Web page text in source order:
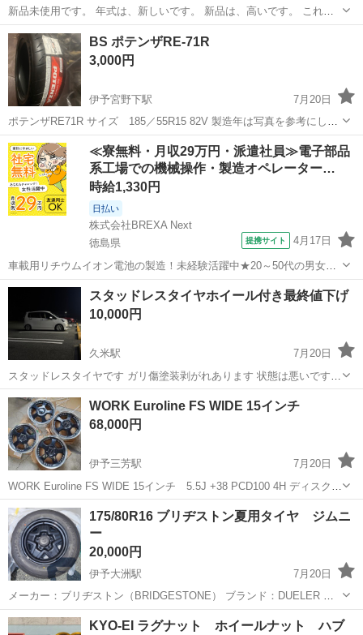
新品未使用です。 年式は、新しいです。 新品は、高いです。 これか
らのシーズンにいかがでしょうか？ 確認お願い致します。 買うより
は、安いと思います。 手に取って確認してください 引渡しもスムーズ
にさして頂きます。 今からの...
愛媛 松山市 山西駅 タイヤ、ホイール
BS ポテンザRE-71R
3,000円
伊予宮野下駅
7月20日
ポテンザRE71R サイズ 185／55R15 82V 製造年は写真を参考にして
下さい。 新品ですが結構古いので表面は硬化してますので、ディスプ
レイなどに如何でしょうか？ 側面のヒビ割れ等は無いと思います。 1
本しかありませ...
愛媛 宇和島市 伊予宮野下駅 タイヤ、ホイール
≪寮無料・月収29万円・派遣社員≫電子部品
系工場での機械操作・製造オペレーター…
時給1,330円
日払い
株式会社BREXA Next
徳島県
提携サイト 4月17日
車載用リチウムイオン電池の製造！未経験活躍中★20～50代の男女活
躍中！寮費無料★備品付き1R寮完備！自宅からマイカー通勤OK！無料
駐車場完備◎正社員登用制度あり！《徳島県板野郡松茂町》 人気の工
場のお仕事 ◇車載用リチウ...
徳島 その他
スタッドレスタイヤホイール付き最終値下げ
10,000円
久米駅
7月20日
スタッドレスタイヤです ガリ傷塗装剥がれあります 状態は悪いです
スタッドレスに見た目は求めない方がいいです笑 溝ありホイール付き
冬に買うより安く買いましょ 購入後の返品返金受け付けません〜
愛媛 松山市
スタッドレスタイヤ
WORK Euroline FS WIDE 15インチ
68,000円
伊予三芳駅
7月20日
WORK Euroline FS WIDE 15インチ 5.5J +38 PCD100 4H ディスク
面 ブラックカスタムペイント リムキズ擦り飛ばし アルマイト剥が
れあり センターキャップ4枚あり バランスのウエイ...
愛媛 西条市 タイヤ、ホイール
175/80R16 ブリヂストン夏用タイヤ ジムニ
ー
20,000円
伊予大洲駅
7月20日
メーカー：ブリヂストン（BRIDGESTONE） ブランド：DUELER サ
イズ：175/80R16 91S 使用車 スズキ ジムニー JB64型で使用 使用年
数 1年程しか使用しておりません。
愛媛 大洲市 伊予大洲駅 タイヤ、ホイール
KYO-EI ラグナット ホイールナット ハブ